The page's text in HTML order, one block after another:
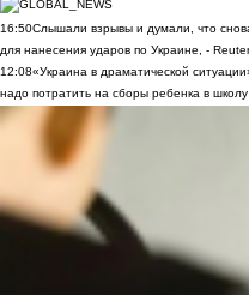
16:50Слышали взрывы и думали, что
для нанесения ударов по Украине, -
12:08«Украина в драматической
надо потратить на сборы ребенка в школу